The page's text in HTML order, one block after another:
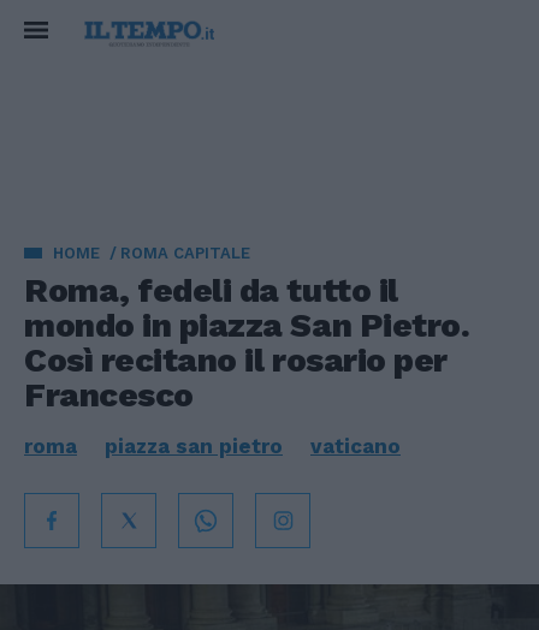
HOME ROMA CAPITALE
Roma, fedeli da tutto il
mondo in piazza San Pietro.
Così recitano il rosario per
Francesco
roma piazza san pietro vaticano